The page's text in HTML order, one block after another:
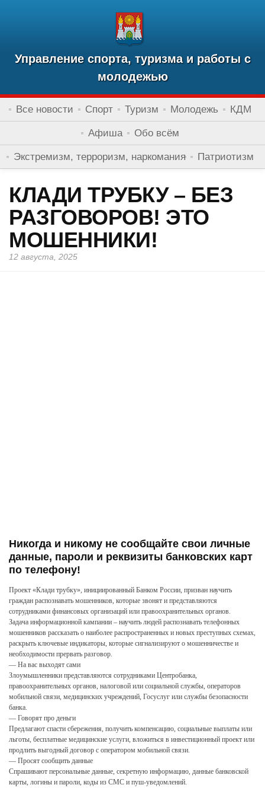
Управление спорта, туризма и работы с
молодежью
Все новости Спорт Туризм Молодежь КДМ
Афиша Обо всём
Экстремизм, терроризм, наркомания Патриотизм
КЛАДИ ТРУБКУ – БЕЗ
РАЗГОВОРОВ! ЭТО
МОШЕННИКИ!
12 августа, 2025
Никогда и никому не сообщайте свои личные
данные, пароли и реквизиты банковских карт
по телефону!
Проект «Клади трубку», инициированный Банком России, призван научить
граждан распознавать мошенников, которые звонят и представляются
сотрудниками финансовых организаций или правоохранительных органов.
Задача информационной кампании – научить людей распознавать телефонных
мошенников рассказать о наиболее распространенных и новых преступных схемах,
раскрыть ключевые индикаторы, которые сигнализируют о мошенничестве и
необходимости прервать разговор.
— На вас выходят сами
Злоумышленники представляются сотрудниками Центробанка,
правоохранительных органов, налоговой или социальной службы, операторов
мобильной связи, медицинских учреждений, Госуслуг или службы безопасности
банка.
— Говорят про деньги
Предлагают спасти сбережения, получить компенсацию, социальные выплаты или
льготы, бесплатные медицинские услуги, вложиться в инвестиционный проект или
продлить выгодный договор с оператором мобильной связи.
— Просят сообщить данные
Спрашивают персональные данные, секретную информацию, данные банковской
карты, логины и пароли, коды из СМС и пуш-уведомлений.